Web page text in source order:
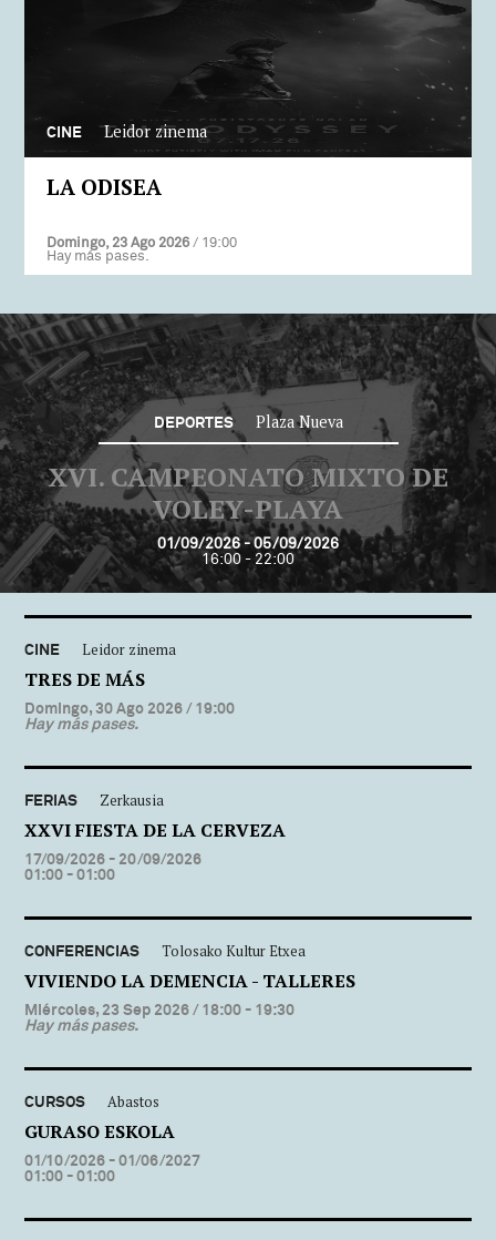
CINE Leidor zinema
LA ODISEA
Domingo, 23 Ago 2026/ 19:00
Hay más pases.
DEPORTES Plaza Nueva
XVI. CAMPEONATO MIXTO DE
VOLEY-PLAYA
01/09/2026 - 05/09/2026
16:00 - 22:00
CINE Leidor zinema
TRES DE MÁS
Domingo, 30 Ago 2026/ 19:00
Hay más pases.
FERIAS Zerkausia
XXVI FIESTA DE LA CERVEZA
17/09/2026 - 20/09/2026
01:00 - 01:00
CONFERENCIAS Tolosako Kultur Etxea
VIVIENDO LA DEMENCIA - TALLERES
Miércoles, 23 Sep 2026/ 18:00 - 19:30
Hay más pases.
CURSOS Abastos
GURASO ESKOLA
01/10/2026 - 01/06/2027
01:00 - 01:00